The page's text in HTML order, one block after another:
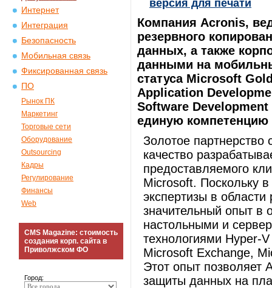
Интернет
Интеграция
Безопасность
Мобильная связь
Фиксированная связь
ПО
Рынок ПК
Маркетинг
Торговые сети
Оборудование
Outsourcing
Кадры
Регулирование
Финансы
Web
CMS Magazine: стоимость
создания корп. сайта в
Приволжском ФО
Город:
версия для печати
Компания Acronis,
резервного
данных, а также
данными на
статуса Microsoft
Application
Software
единую компетенцию
Золотое партнерство
качество
предоставляемого
Microsoft. Поскольку
экспертизы в
значительный опыт в
настольными и
технологиями Hyper-
Microsoft Exchange,
Этот опыт позволяет
защиты данных на